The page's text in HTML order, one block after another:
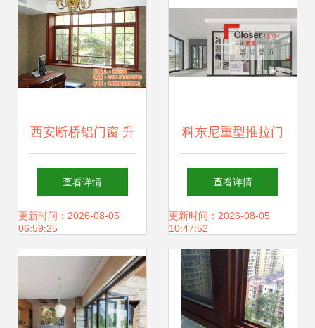
西安断桥铝门窗 升
飞建筑与乐尼门窗
携手打造高品质生
活
查看详情
更新时间：2026-08-05
06:59:25
科东尼重型推拉门
乐尼门窗倾心打造
的高端奢居之选
查看详情
更新时间：2026-08-05
10:47:52